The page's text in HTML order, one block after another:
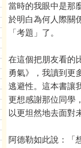
當時的我眼中是那
於明白為何人際關
「考題」了。
在這個把朋友看的
勇氣》，我讀到更
逃避性。這本書讓
更想感謝那位同學
以更坦然地去面對
阿德勒如此說：「